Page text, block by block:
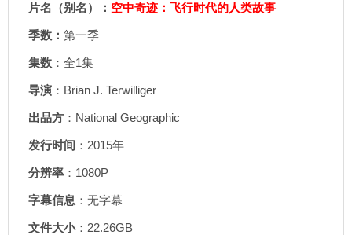
片名（别名）： 空中奇迹：飞行时代的人类故事
季数： 第一季
集数 ：全1集
导演 ：Brian J. Terwilliger
出品方 ：National Geographic
发行时间 ：2015年
分辨率 ：1080P
字幕信息 ：无字幕
文件大小：22.26GB